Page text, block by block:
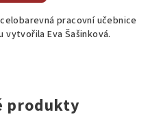
celobarevná pracovní učebnice
Eva Šašinková.
produkty